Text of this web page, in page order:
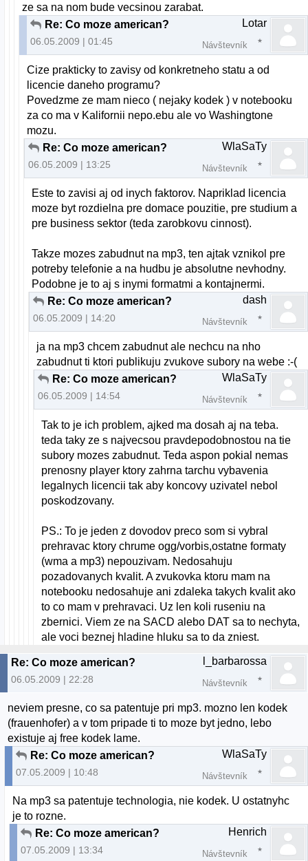
ze sa na nom bude vecsinou zarabat.
Re: Co moze american?
06.05.2009 | 01:45
Lotar
Návštevník
Cize prakticky to zavisy od konkretneho statu a od
licencie daneho programu?
Povedzme ze mam nieco ( nejaky kodek ) v notebooku
za co ma v Kalifornii nepo.ebu ale vo Washingtone
mozu.
Re: Co moze american?
06.05.2009 | 13:25
WlaSaTy
Návštevník
Este to zavisi aj od inych faktorov. Napriklad licencia
moze byt rozdielna pre domace pouzitie, pre studium a
pre business sektor (teda zarobkovu cinnost).
Takze mozes zabudnut na mp3, ten ajtak vznikol pre
potreby telefonie a na hudbu je absolutne nevhodny.
Podobne je to aj s inymi formatmi a kontajnermi.
Re: Co moze american?
06.05.2009 | 14:20
dash
Návštevník
ja na mp3 chcem zabudnut ale nechcu na nho
zabudnut ti ktori publikuju zvukove subory na webe :-(
Re: Co moze american?
06.05.2009 | 14:54
WlaSaTy
Návštevník
Tak to je ich problem, ajked ma dosah aj na teba.
teda taky ze s najvecsou pravdepodobnostou na tie
subory mozes zabudnut. Teda aspon pokial nemas
prenosny player ktory zahrna tarchu vybavenia
legalnych licencii tak aby koncovy uzivatel nebol
poskodzovany.
PS.: To je jeden z dovodov preco som si vybral
prehravac ktory chrume ogg/vorbis,ostatne formaty
(wma a mp3) nepouzivam. Nedosahuju
pozadovanych kvalit. A zvukovka ktoru mam na
notebooku nedosahuje ani zdaleka takych kvalit ako
to co mam v prehravaci. Uz len koli ruseniu na
zbernici. Viem ze na SACD alebo DAT sa to nechyta,
ale voci beznej hladine hluku sa to da zniest.
Re: Co moze american?
06.05.2009 | 22:28
l_barbarossa
Návštevník
neviem presne, co sa patentuje pri mp3. mozno len kodek
(frauenhofer) a v tom pripade ti to moze byt jedno, lebo
existuje aj free kodek lame.
Re: Co moze american?
07.05.2009 | 10:48
WlaSaTy
Návštevník
Na mp3 sa patentuje technologia, nie kodek. U ostatnyhc
je to rozne.
Re: Co moze american?
07.05.2009 | 13:34
Henrich
Návštevník